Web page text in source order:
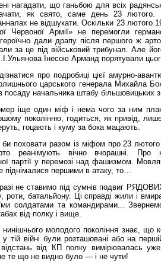
нагадати, що ганьбою для всіх
як свято, саме день 23 лютого.
не відшукати. Оскільки 23 лютого
Червоної Армії» не перемогли
дали драпу після першого ж
за це під військовий трибунал. Але
Інесою Арманд порятували
про подробиці цієї амурно-
царського генерала Михайла
посаду начальника штабу більшовицьких
іще один міф і нема чого за ним
поколінню, годиться, як привід,
гоцають і куму за бока мацають.
би поховати разом із міфом про 23
реанімують вічно вчорашні. Про
партії у перемозі над фашизмом.
піднімалися першими в атаку, то…
не ставимо під сумнів подвиг
роти, батальйону. Ці справді жили і
солдатами та командирами...
від полку і вище.
молодого покоління знає, що
у тій війні були розташовані або на
від КП полку вимірювалась
те що не видно було — і не чути!